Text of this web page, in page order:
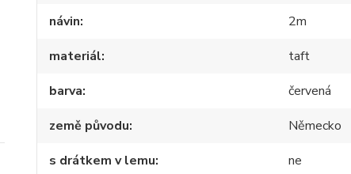
návin
2m
materiál
taft
barva
červená
země původu
Německo
s drátkem v lemu
ne